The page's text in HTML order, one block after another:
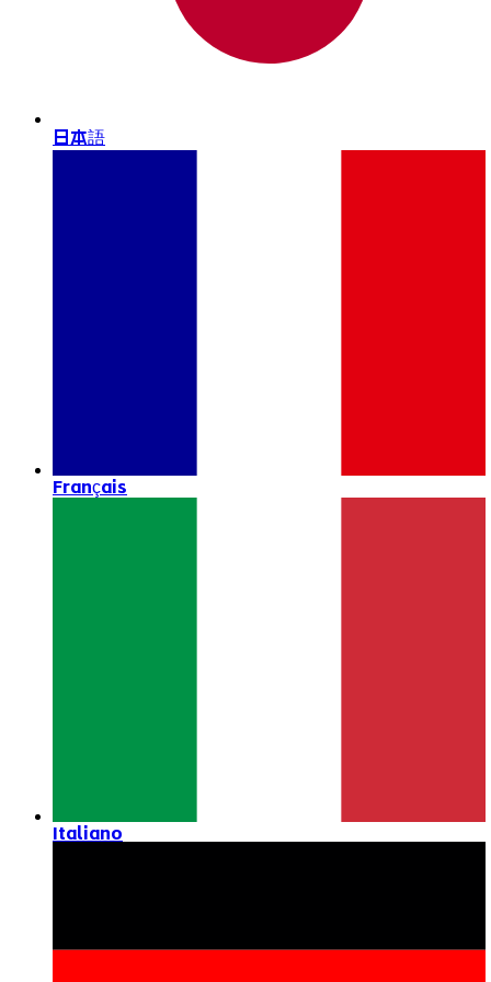
日本語
Français
Italiano